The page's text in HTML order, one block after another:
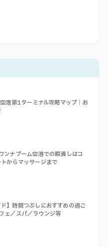
港第1ターミナル攻略マップ｜お
ンナプーム空港での暇潰しはコ
からマッサージまで
ド】時間つぶしにおすすめの過ご
ェ／スパ／ラウンジ等